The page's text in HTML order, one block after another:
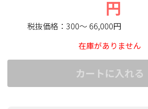
円
税抜価格：300～ 66,000円
在庫がありません
カートに入れる